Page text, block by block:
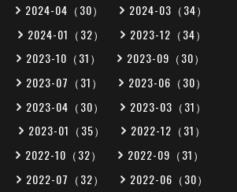
2024-04（30）
2024-03（34）
2024-01（32）
2023-12（34）
2023-10（31）
2023-09（30）
2023-07（31）
2023-06（30）
2023-04（30）
2023-03（31）
2023-01（35）
2022-12（31）
2022-10（32）
2022-09（31）
2022-07（32）
2022-06（30）